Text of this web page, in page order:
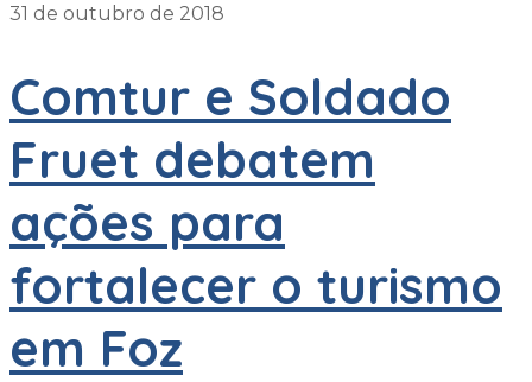
31 de outubro de 2018
Comtur e Soldado
Fruet debatem
ações para
fortalecer o turismo
em Foz